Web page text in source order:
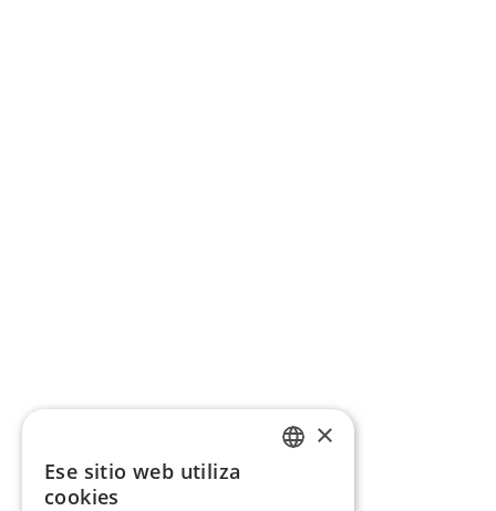
×
Ese sitio web utiliza
cookies